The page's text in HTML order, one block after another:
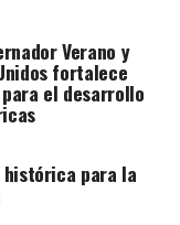
Verano y
fortalece
el desarrollo
histórica para la